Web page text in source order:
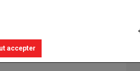
accepter